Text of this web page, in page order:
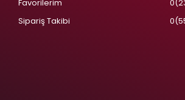
Favorilerim
Sipariş Takibi